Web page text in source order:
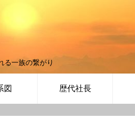
る一族の繋がり
図 歴代社長